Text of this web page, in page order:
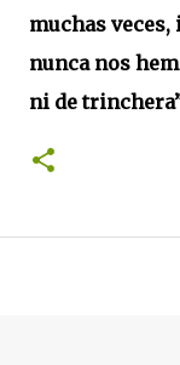
muchas
nunca nos
ni de